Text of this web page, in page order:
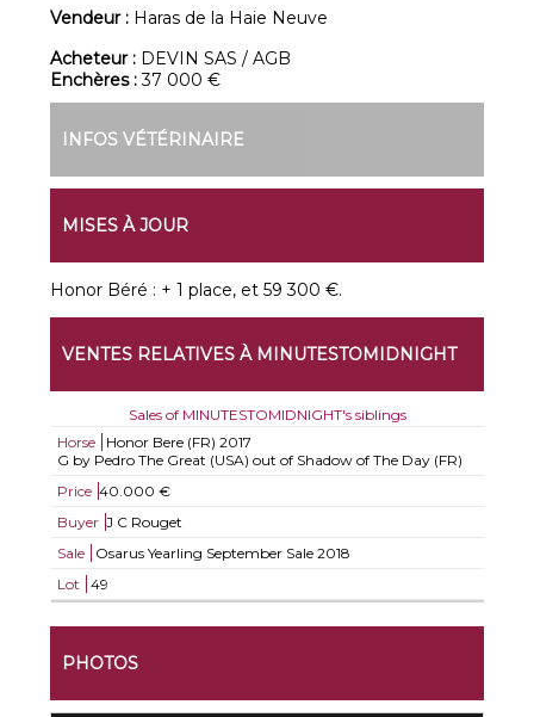
Vendeur : Haras de la Haie Neuve
Acheteur : DEVIN SAS / AGB
Enchères :37 000 €
INFOS VÉTÉRINAIRE
MISES À JOUR
Honor Béré : + 1 place, et 59 300 €.
VENTES RELATIVES À MINUTESTOMIDNIGHT
Sales of MINUTESTOMIDNIGHT's siblings
Horse
Honor Bere (FR) 2017
G by Pedro The Great (USA) out of Shadow of The Day (FR)
Price 40.000 €
Buyer J C Rouget
Sale
Osarus Yearling September Sale 2018
Lot
49
PHOTOS